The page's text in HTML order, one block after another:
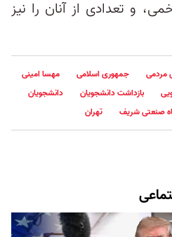
و تعدادی از آنان را نیز
جمهوری اسلامی
مهسا امینی
بازداشت دانشجویان
دانشجویان
صنعتی شریف تهران